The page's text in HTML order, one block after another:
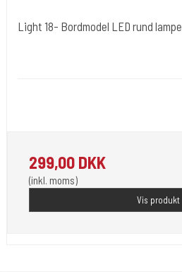
Light 18- Bordmodel LED rund lampe .
299,00 DKK
(inkl. moms)
Vis produkt